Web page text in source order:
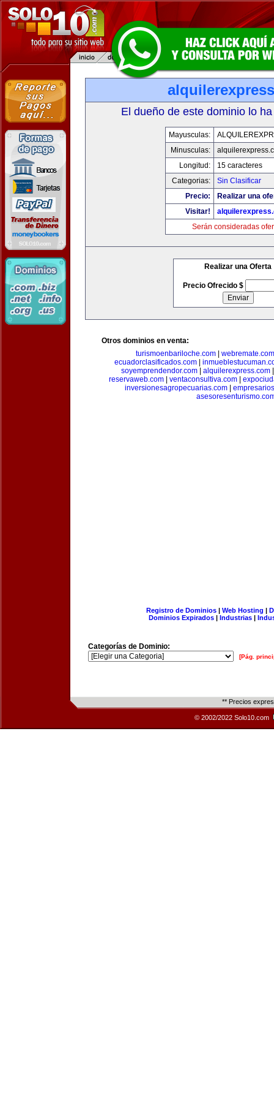
El dueño de este dominio lo
Mayusculas:
Minusculas:
Longitud:
15 caracteres
Categorias:
Sin Clasificar
Precio:
Realizar una
Visitar!
Serán consideradas
Realizar una Oferta
Precio Ofrecido $
Otros dominios en venta:
turismoenbariloche.com| webremate.com
ecuadorclasificados.com
soyemprendendor.com| alquilerexpress.com
reservaweb.com| ventaconsultiva.com|
inversionesagropecuarias.com
Registro de Dominios| Web Hosting |
Dominios Expirados | Industrias |
Categorías de Dominio:
[Pág.
** Precios
© 2002/2022 Solo10.com